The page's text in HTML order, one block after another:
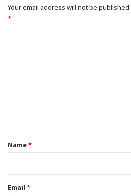
Your email address will not be published.
*
*Name*
Email *